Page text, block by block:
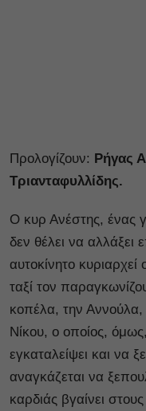
Προλογίζουν: Ρήγας
Τριανταφυλλίδης.
Ο κυρ Ανέστης, ένας
δεν θέλει να
αυτοκίνητο
ταξί τον
κοπέλα, την
Νίκου, ο οποίος,
εγκαταλείψει και να
αναγκάζεται να
καρδιάς βγαίνει